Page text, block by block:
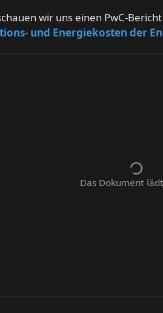
wir uns einen PwC-Bericht
und Energiekosten der
Das Dokument